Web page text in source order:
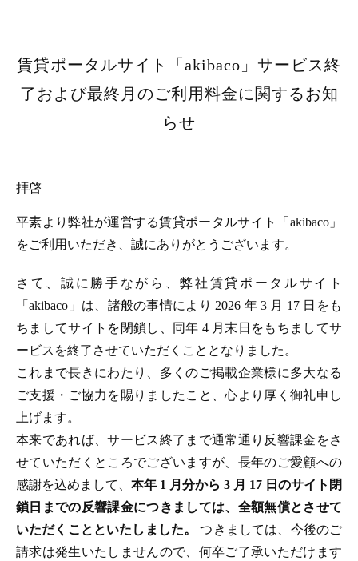
賃貸ポータルサイト「akibaco」サービス終
了および最終月のご利用料金に関するお知
らせ
拝啓
平素より弊社が運営する賃貸ポータルサイト「akibaco」
をご利用いただき、誠にありがとうございます。
さて、誠に勝手ながら、弊社賃貸ポータルサイト
「akibaco」は、諸般の事情により 2026 年 3 月 17 日をも
ちましてサイトを閉鎖し、同年 4 月末日をもちましてサ
ービスを終了させていただくこととなりました。
これまで長きにわたり、多くのご掲載企業様に多大なる
ご支援・ご協力を賜りましたこと、心より厚く御礼申し
上げます。
本来であれば、サービス終了まで通常通り反響課金をさ
せていただくところでございますが、長年のご愛顧への
感謝を込めまして、 本年 1 月分から 3 月 17 日のサイト閉
鎖日までの反響課金につきましては、全額無償とさせて
いただくことといたしました。つきましては、今後のご
請求は発生いたしませんので、何卒ご了承いただけます